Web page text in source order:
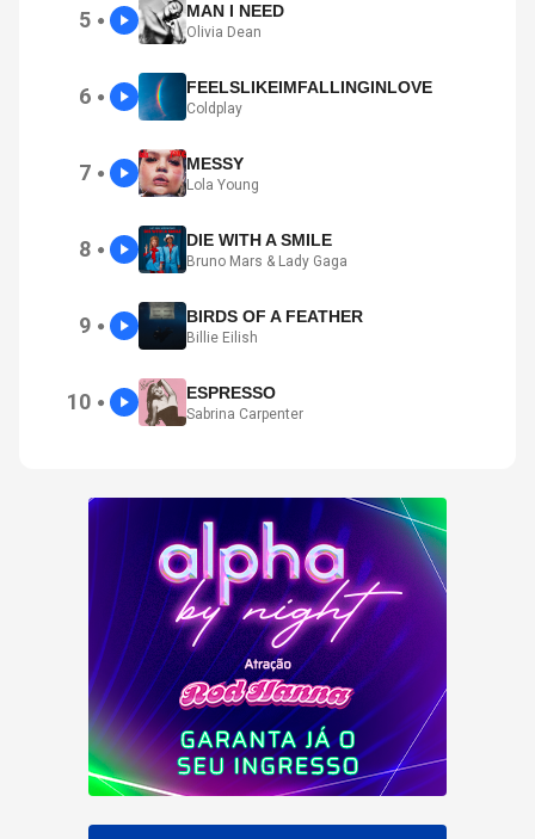
5 ● MAN I NEED
Olivia Dean
6 ● FEELSLIKEIMFALLINGINLOVE
Coldplay
7 ● MESSY
Lola Young
8 ● DIE WITH A SMILE
Bruno Mars & Lady Gaga
9 ● BIRDS OF A FEATHER
Billie Eilish
10 ● ESPRESSO
Sabrina Carpenter